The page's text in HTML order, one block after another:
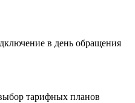
в день обращения
тарифных планов